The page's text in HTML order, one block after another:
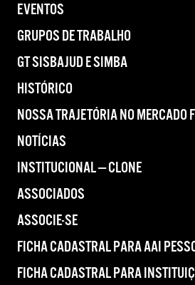
EVENTOS
GRUPOS DE TRABALHO
GT SISBAJUD E SIMBA
HISTÓRICO
NOSSA TRAJETÓRIA NO MERCADO
NOTÍCIAS
INSTITUCIONAL — CLONE
ASSOCIADOS
ASSOCIE-SE
FICHA CADASTRAL PARA AAI
FICHA CADASTRAL PARA